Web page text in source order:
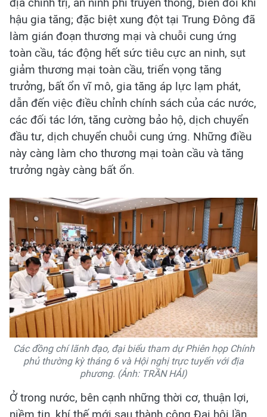
hậu gia tăng; đặc biệt xung đột tại Trung Đông đã
làm gián đoạn thương mại và chuỗi cung ứng
toàn cầu, tác động hết sức tiêu cực an ninh, sụt
giảm thương mại toàn cầu, triển vọng tăng
trưởng, bất ổn vĩ mô, gia tăng áp lực lạm phát,
dẫn đến việc điều chỉnh chính sách của các nước,
các đối tác lớn, tăng cường bảo hộ, dịch chuyển
đầu tư, dịch chuyển chuỗi cung ứng. Những điều
này càng làm cho thương mại toàn cầu và tăng
trưởng ngày càng bất ổn.
Các đồng chí lãnh đạo, đại biểu tham dự Phiên họp Chính
phủ thường kỳ tháng 6 và Hội nghị trực tuyến với địa
phương. (Ảnh: TRẦN HẢI)
Ở trong nước, bên cạnh những thời cơ, thuận lợi,
niềm tin, khí thế mới sau thành công Đại hội lần